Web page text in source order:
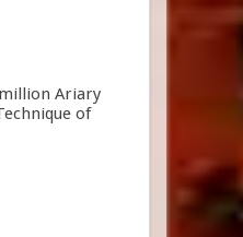
Ariary
of